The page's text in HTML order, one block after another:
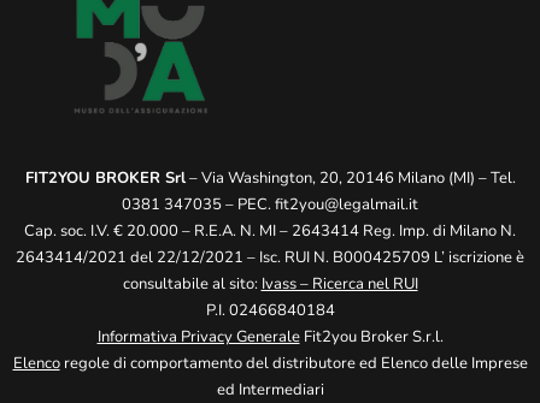
FIT2YOU BROKER Srl– Via Washington, 20, 20146 Milano (MI) – Tel.
0381 347035 – PEC. fit2you@legalmail.it
Cap. soc. I.V. € 20.000 – R.E.A. N. MI – 2643414 Reg. Imp. di Milano N.
2643414/2021 del 22/12/2021 – Isc. RUI N. B000425709 L’ iscrizione è
consultabile al sito: Ivass – Ricerca nel RUI
P.I. 02466840184
Informativa Privacy GeneraleFit2you Broker S.r.l.
Elencoregole di comportamento del distributore ed Elenco delle Imprese
ed Intermediari